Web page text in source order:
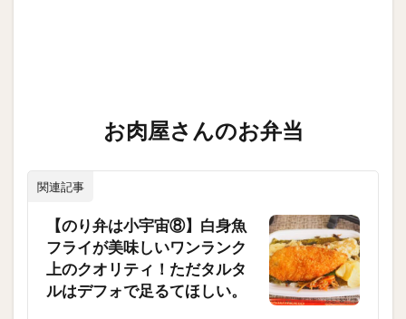
お肉屋さんのお弁当
関連記事
【のり弁は小宇宙⑧】白身魚
フライが美味しいワンランク
上のクオリティ！ただタルタ
ルはデフォで足るてほしい。